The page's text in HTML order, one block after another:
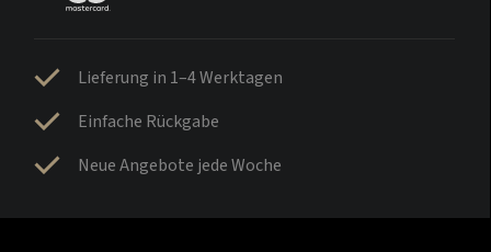
Lieferung in 1–4 Werktagen
Einfache Rückgabe
Neue Angebote jede Woche